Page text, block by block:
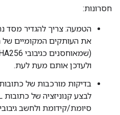
חסרונות:
הטמעה: צריך להגדיר מסד
את העותקים המקומיים של
ולעדכן אותם מעת לעת.